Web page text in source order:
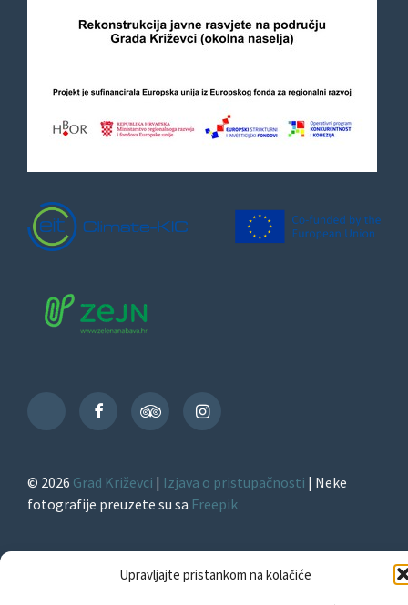
Upravljajte pristankom na kolačiće
TikTok
FacebookTripAdvisorInstagram
© 2026 Grad Križevci | Izjava o pristupačnosti | Neke
fotografije preuzete su sa Freepik